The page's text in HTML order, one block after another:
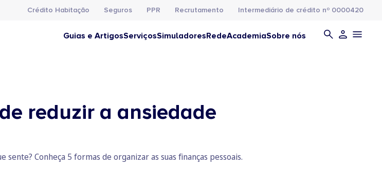
Crédito Habitação Seguros PPR Recrutamento Intermediário de crédito nº 0000420
Guias e ArtigosServiçosSimuladoresRedeAcademiaSobre nós
reduzir a ansiedade
Conheça 5 formas de organizar as suas finanças pessoais.